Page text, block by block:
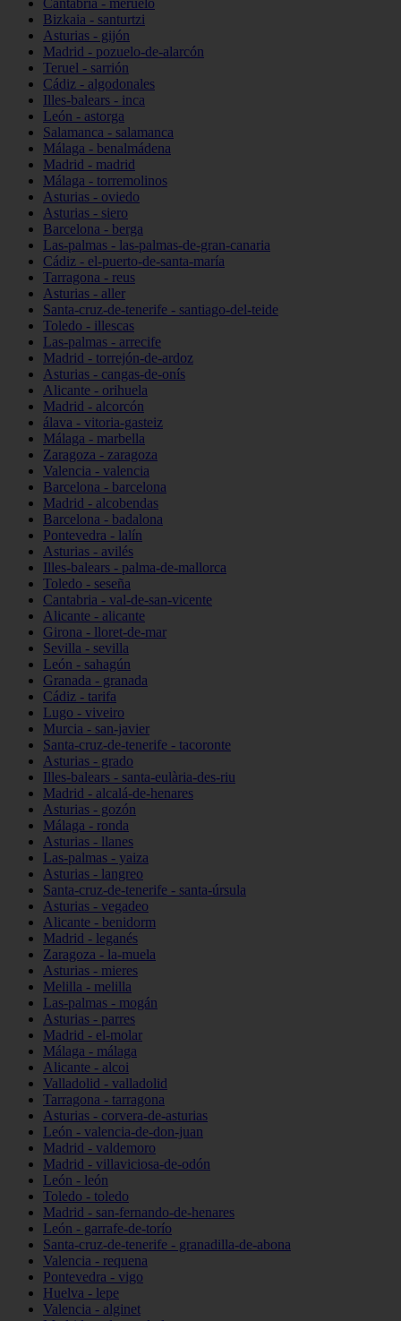
Cantabria - meruelo
Bizkaia - santurtzi
Asturias - gijón
Madrid - pozuelo-de-alarcón
Teruel - sarrión
Cádiz - algodonales
Illes-balears - inca
León - astorga
Salamanca - salamanca
Málaga - benalmádena
Madrid - madrid
Málaga - torremolinos
Asturias - oviedo
Asturias - siero
Barcelona - berga
Las-palmas - las-palmas-de-gran-canaria
Cádiz - el-puerto-de-santa-maría
Tarragona - reus
Asturias - aller
Santa-cruz-de-tenerife - santiago-del-teide
Toledo - illescas
Las-palmas - arrecife
Madrid - torrejón-de-ardoz
Asturias - cangas-de-onís
Alicante - orihuela
Madrid - alcorcón
álava - vitoria-gasteiz
Málaga - marbella
Zaragoza - zaragoza
Valencia - valencia
Barcelona - barcelona
Madrid - alcobendas
Barcelona - badalona
Pontevedra - lalín
Asturias - avilés
Illes-balears - palma-de-mallorca
Toledo - seseña
Cantabria - val-de-san-vicente
Alicante - alicante
Girona - lloret-de-mar
Sevilla - sevilla
León - sahagún
Granada - granada
Cádiz - tarifa
Lugo - viveiro
Murcia - san-javier
Santa-cruz-de-tenerife - tacoronte
Asturias - grado
Illes-balears - santa-eulària-des-riu
Madrid - alcalá-de-henares
Asturias - gozón
Málaga - ronda
Asturias - llanes
Las-palmas - yaiza
Asturias - langreo
Santa-cruz-de-tenerife - santa-úrsula
Asturias - vegadeo
Alicante - benidorm
Madrid - leganés
Zaragoza - la-muela
Asturias - mieres
Melilla - melilla
Las-palmas - mogán
Asturias - parres
Madrid - el-molar
Málaga - málaga
Alicante - alcoi
Valladolid - valladolid
Tarragona - tarragona
Asturias - corvera-de-asturias
León - valencia-de-don-juan
Madrid - valdemoro
Madrid - villaviciosa-de-odón
León - león
Toledo - toledo
Madrid - san-fernando-de-henares
León - garrafe-de-torío
Santa-cruz-de-tenerife - granadilla-de-abona
Valencia - requena
Pontevedra - vigo
Huelva - lepe
Valencia - alginet